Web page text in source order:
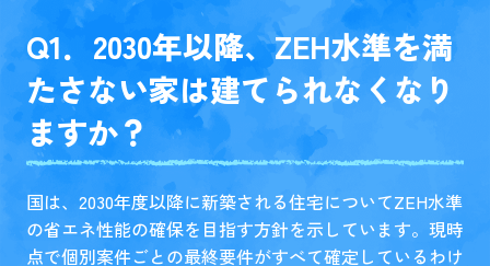
Q1．2030年以降、ZEH水準を満
たさない家は建てられなくなり
ますか？
国は、2030年度以降に新築される住宅についてZEH水準
の省エネ性能の確保を目指す方針を示しています。現時
点で個別案件ごとの最終要件がすべて確定しているわけ